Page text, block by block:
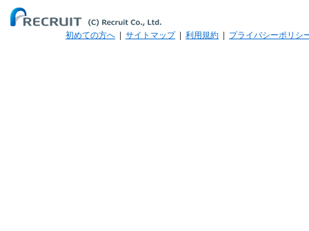
初めての方へ サイトマップ| 利用規約 プライバシーポリシ